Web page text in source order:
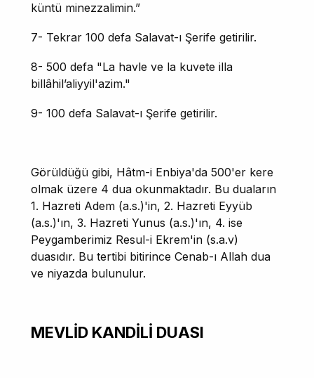
küntü minezzalimin.”
7- Tekrar 100 defa Salavat-ı Şerife getirilir.
8- 500 defa "La havle ve la kuvete illa
billâhil’aliyyil'azim."
9- 100 defa Salavat-ı Şerife getirilir.
Görüldüğü gibi, Hâtm-i Enbiya'da 500'er kere
olmak üzere 4 dua okunmaktadır. Bu duaların
1. Hazreti Adem (a.s.)'in, 2. Hazreti Eyyüb
(a.s.)'ın, 3. Hazreti Yunus (a.s.)'ın, 4. ise
Peygamberimiz Resul-i Ekrem'in (s.a.v)
duasıdır. Bu tertibi bitirince Cenab-ı Allah dua
ve niyazda bulunulur.
MEVLİD KANDİLİ DUASI